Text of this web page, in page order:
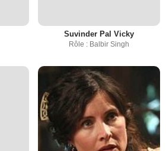
Suvinder Pal Vicky
Rôle : Balbir Singh